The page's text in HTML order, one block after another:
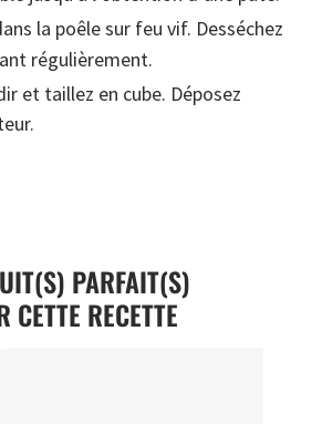
la poêle sur feu vif. Desséchez
régulièrement.
et taillez en cube. Déposez
PARFAIT(S)
CETTE RECETTE